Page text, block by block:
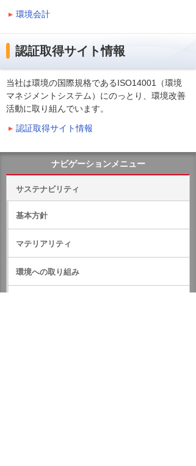
環境会計
認証取得サイト情報
当社は環境の国際規格であるISO14001（環境
マネジメントシステム）にのっとり、環境改善
活動に取り組んでいます。
認証取得サイト情報
ナビゲーションメニュー
サステナビリティ
基本方針
マテリアリティ
環境への取り組み